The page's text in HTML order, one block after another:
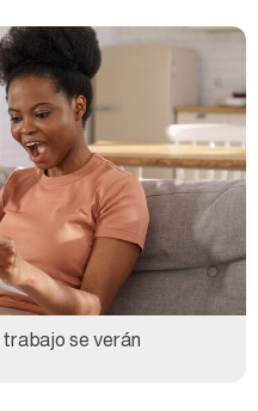
se verán